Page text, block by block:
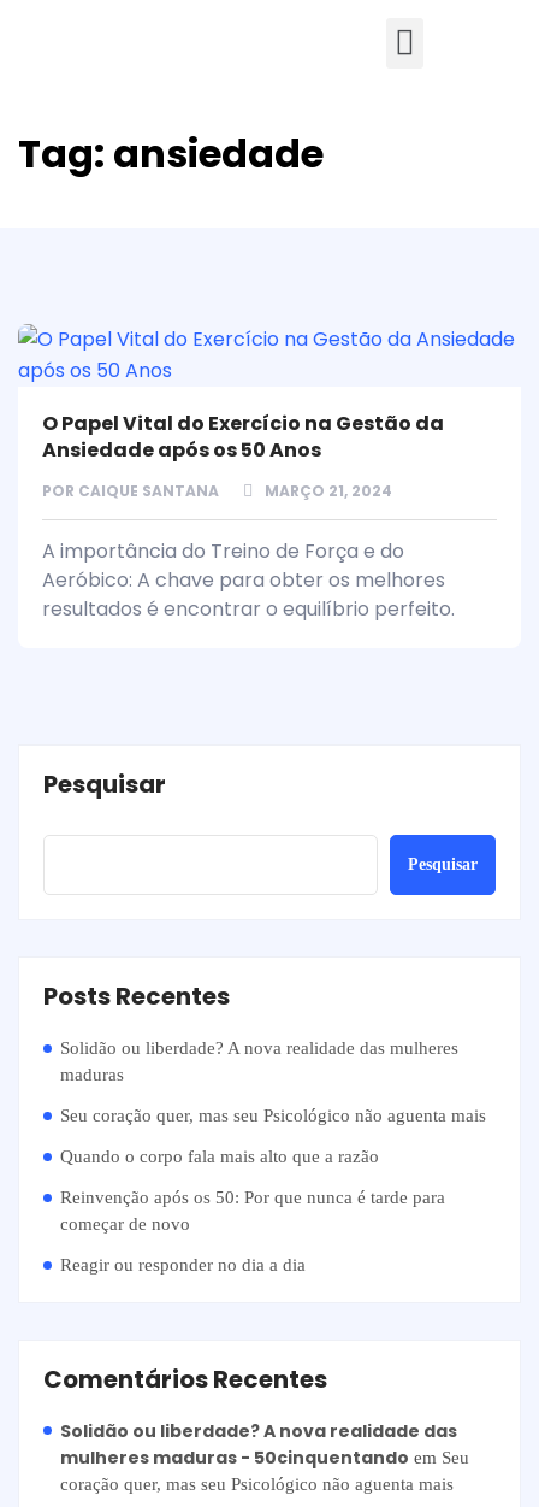
Tag: ansiedade
O Papel Vital do Exercício na Gestão da
Ansiedade após os 50 Anos
POR CAIQUE SANTANA MARÇO 21, 2024
A importância do Treino de Força e do
Aeróbico: A chave para obter os melhores
resultados é encontrar o equilíbrio perfeito.
Pesquisar
Pesquisar
Posts Recentes
Solidão ou liberdade? A nova realidade das mulheres
maduras
Seu coração quer, mas seu Psicológico não aguenta mais
Quando o corpo fala mais alto que a razão
Reinvenção após os 50: Por que nunca é tarde para
começar de novo
Reagir ou responder no dia a dia
Comentários Recentes
Solidão ou liberdade? A nova realidade das
mulheres maduras - 50cinquentando em Seu
coração quer, mas seu Psicológico não aguenta mais